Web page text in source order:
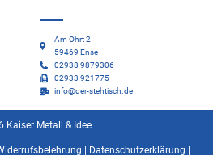
Am Ohrt 2
59469 Ense
02938 9879306
02933 921775
info@der-stehtisch.de
Kaiser Metall & Idee
Datenschutzerklärung